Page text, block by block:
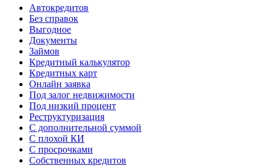
Автокредитов
Без справок
Выгодное
Документы
Займов
Кредитный калькулятор
Кредитных карт
Онлайн заявка
Под залог недвижимости
Под низкий процент
Реструктуризация
С дополнительной суммой
С плохой КИ
С просрочками
Собственных кредитов